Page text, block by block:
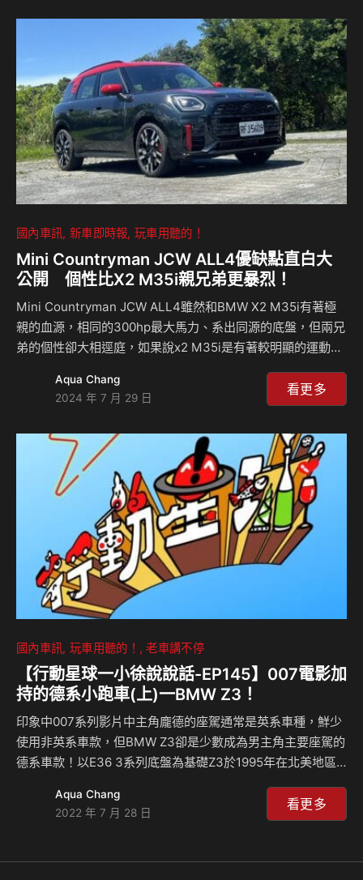
國內車訊 新車即時報 玩車用聽的！
Mini Countryman JCW ALL4優缺點直白大
公開 個性比X2 M35i親兄弟更暴烈！
Mini Countryman JCW ALL4雖然和BMW X2 M35i有著極
親的血源，相同的300hp最大馬力、系出同源的底盤，但兩兄
弟的個性卻大相逕庭，如果說x2 M35i是有著較明顯的運動性
至動力操控上還帶點暴烈特性，它怎麼個兇猛法？來聽麥克和
島叔怎麼說？ 相關新聞：
Aqua Chang
2024 年 7 月 29 日
看更多
國內車訊 玩車用聽的！ 老車講不停
【行動星球⼀小徐說說話-EP145】007電影加
持的德系小跑車(上)⼀BMW Z3！
印象中007系列影片中主角龐德的座駕通常是英系車種，鮮少
使用非英系車款，但BMW Z3卻是少數成為男主角主要座駕的
德系車款！以E36 3系列底盤為基礎Z3於1995年在北美地區
票房的成績，Z3也隨著人氣高漲。Z3甫推出時僅有Roadster
車型，Coupe車型於1998年投開始量產，本集咱們就隨著
型就留待下集分解！
Aqua Chang
2022 年 7 月 28 日
看更多